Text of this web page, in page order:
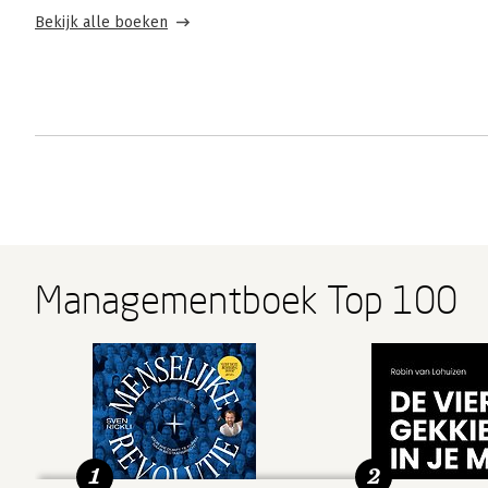
Bekijk alle boeken
Managementboek Top 100
1 2